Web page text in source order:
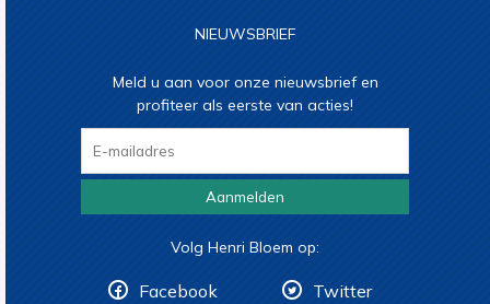
NIEUWSBRIEF
Meld u aan voor onze nieuwsbrief en
profiteer als eerste van acties!
Aanmelden
Volg Henri Bloem op:
Facebook Twitter